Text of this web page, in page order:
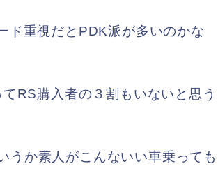
ド重視だとPDK派が多いのかな
RS購入者の３割もいないと思う
うか素人がこんないい車乗っても